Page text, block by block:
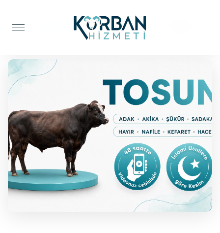
Şükür Kurbanı